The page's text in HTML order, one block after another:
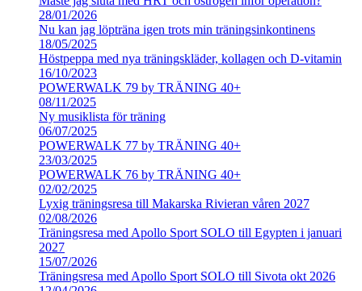
28/01/2026
Nu kan jag löpträna igen trots min träningsinkontinens
18/05/2025
Höstpeppa med nya träningskläder, kollagen och D-vitamin
16/10/2023
POWERWALK 79 by TRÄNING 40+
08/11/2025
Ny musiklista för träning
06/07/2025
POWERWALK 77 by TRÄNING 40+
23/03/2025
POWERWALK 76 by TRÄNING 40+
02/02/2025
Lyxig träningsresa till Makarska Rivieran våren 2027
02/08/2026
Träningsresa med Apollo Sport SOLO till Egypten i januari
2027
15/07/2026
Träningsresa med Apollo Sport SOLO till Sivota okt 2026